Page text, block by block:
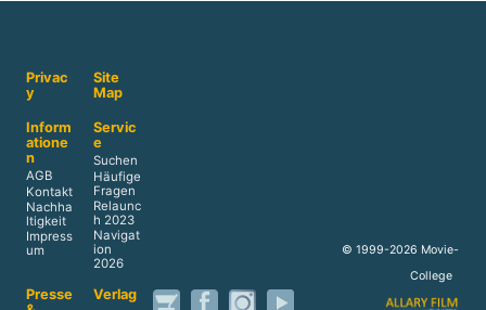
Privac
y
Site
Map
Inform
atione
n
AGB
Kontakt
Nachha
ltigkeit
Impress
um
Servic
e
Suchen
Häufige
Fragen
Relaunc
h 2023
Navigat
ion
2026
Presse
Verlag
© 1999-2026 Movie-
College